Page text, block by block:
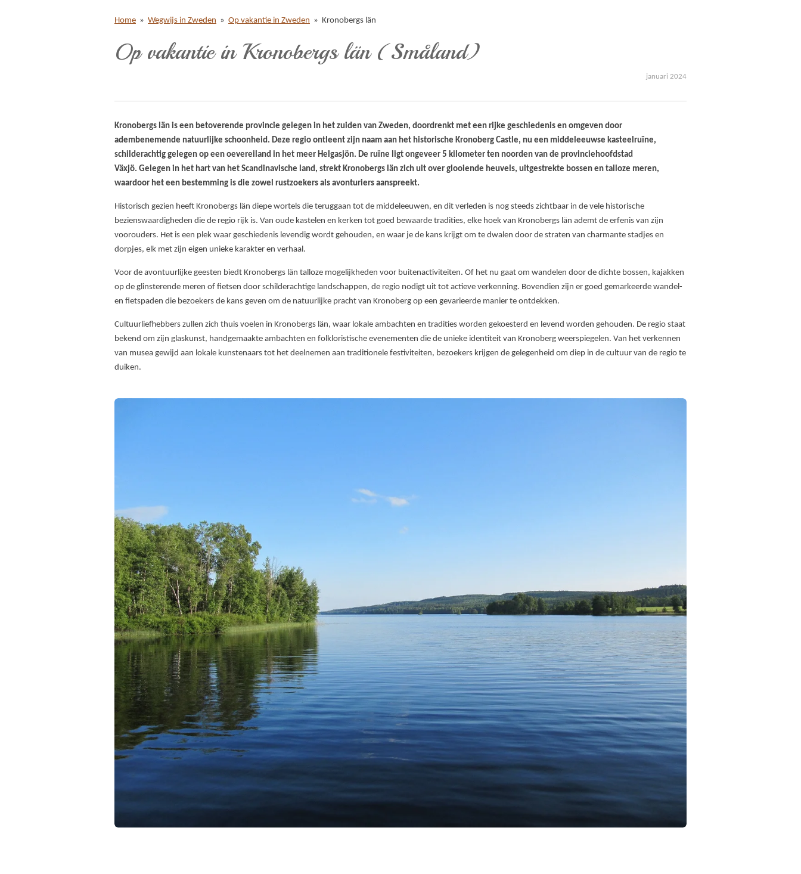
Home » Wegwijs in Zweden » Op vakantie in Zweden » Kronobergs län
Op vakantie in Kronobergs län (Småland)
januari 2024
Kronobergs län is een betoverende provincie gelegen in het zuiden van Zweden, doordrenkt met een rijke geschiedenis en omgeven door
adembenemende natuurlijke schoonheid. Deze regio ontleent zijn naam aan het historische Kronoberg Castle, nu een middeleeuwse kasteelruïne,
schilderachtig gelegen op een oevereiland in het meer Helgasjön. De ruïne ligt ongeveer 5 kilometer ten noorden van de provinciehoofdstad
Växjö. Gelegen in het hart van het Scandinavische land, strekt Kronobergs län zich uit over glooiende heuvels, uitgestrekte bossen en talloze meren,
waardoor het een bestemming is die zowel rustzoekers als avonturiers aanspreekt.
Historisch gezien heeft Kronobergs län diepe wortels die teruggaan tot de middeleeuwen, en dit verleden is nog steeds zichtbaar in de vele historische
bezienswaardigheden die de regio rijk is. Van oude kastelen en kerken tot goed bewaarde tradities, elke hoek van Kronobergs län ademt de erfenis van zijn
voorouders. Het is een plek waar geschiedenis levendig wordt gehouden, en waar je de kans krijgt om te dwalen door de straten van charmante stadjes en
dorpjes, elk met zijn eigen unieke karakter en verhaal.
Voor de avontuurlijke geesten biedt Kronobergs län talloze mogelijkheden voor buitenactiviteiten. Of het nu gaat om wandelen door de dichte bossen, kajakken
op de glinsterende meren of fietsen door schilderachtige landschappen, de regio nodigt uit tot actieve verkenning. Bovendien zijn er goed gemarkeerde wandel-
en fietspaden die bezoekers de kans geven om de natuurlijke pracht van Kronoberg op een gevarieerde manier te ontdekken.
Cultuurliefhebbers zullen zich thuis voelen in Kronobergs län, waar lokale ambachten en tradities worden gekoesterd en levend worden gehouden. De regio staat
bekend om zijn glaskunst, handgemaakte ambachten en folkloristische evenementen die de unieke identiteit van Kronoberg weerspiegelen. Van het verkennen
van musea gewijd aan lokale kunstenaars tot het deelnemen aan traditionele festiviteiten, bezoekers krijgen de gelegenheid om diep in de cultuur van de regio te
duiken.